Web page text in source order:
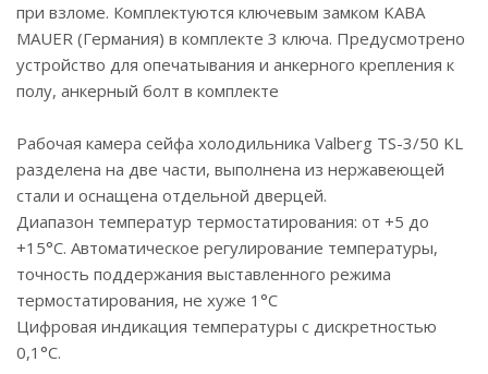
при взломе. Комплектуются ключевым замком KABA
MAUER (Германия) в комплекте 3 ключа. Предусмотрено
устройство для опечатывания и анкерного крепления к
полу, анкерный болт в комплекте
Рабочая камера сейфа холодильника Valberg TS-3/50 KL
разделена на две части, выполнена из нержавеющей
стали и оснащена отдельной дверцей.
Диапазон температур термостатирования: от +5 до
+15°С. Автоматическое регулирование температуры,
точность поддержания выставленного режима
термостатирования, не хуже 1°С
Цифровая индикация температуры с дискретностью
0,1°С.